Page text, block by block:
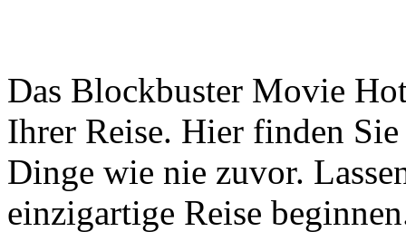
Das Blockbuster Movie
Ihrer Reise. Hier finden
Dinge wie nie zuvor.
einzigartige Reise